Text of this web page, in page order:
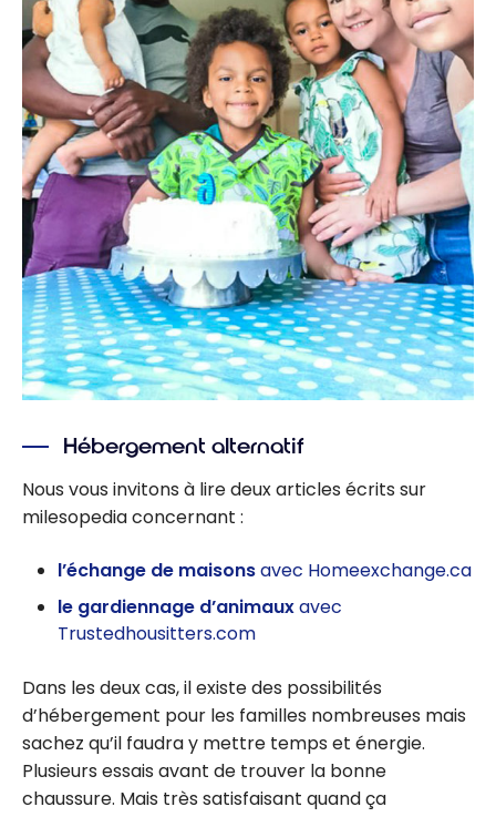
Hébergement alternatif
Nous vous invitons à lire deux articles écrits sur
milesopedia concernant :
l’échange de maisonsavec Homeexchange.ca
le gardiennage d’animauxavec
Trustedhousitters.com
Dans les deux cas, il existe des possibilités
d’hébergement pour les familles nombreuses mais
sachez qu’il faudra y mettre temps et énergie.
Plusieurs essais avant de trouver la bonne
chaussure. Mais très satisfaisant quand ça